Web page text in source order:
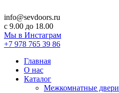
info@sevdoors.ru
c 9.00 до 18.00
Мы в Инстаграм
+7 978 765 39 86
Главная
О нас
Каталог
Межкомнатные двери